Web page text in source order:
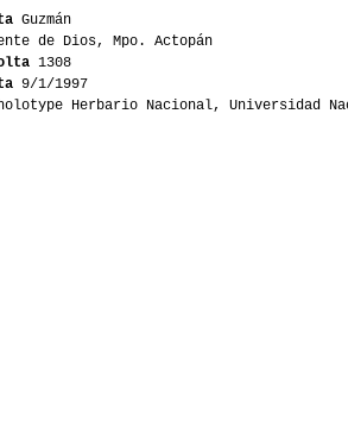
Guzmán
de Dios, Mpo. Actopán
1308
9/1/1997
Herbario Nacional, Universidad